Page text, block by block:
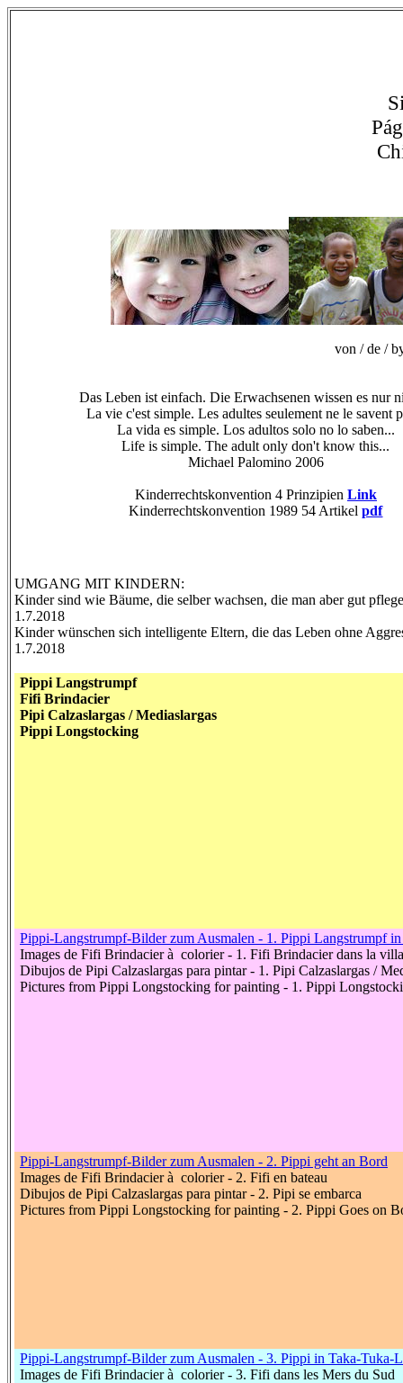
von / de /
Das Leben ist einfach. Die Erwachsenen wissen es nur
La vie c'est simple. Les adultes seulement ne le savent
La vida es simple. Los adultos solo no lo saben...
Life is simple. The adult only don't know this...
Michael Palomino 2006
Kinderrechtskonvention 4 Prinzipien Link
Kinderrechtskonvention 1989 54 Artikelpdf
UMGANG MIT KINDERN:
Kinder sind wie Bäume, die selber wachsen, die man aber gut
1.7.2018
Kinder wünschen sich intelligente Eltern, die das Leben ohne
1.7.2018
Pippi Langstrumpf
Fifi Brindacier
Pipi Calzaslargas / Mediaslargas
Pippi Longstocking
Pippi-Langstrumpf-Bilder zum Ausmalen - 1. Pippi Langstrumpf
Images de Fifi Brindacier à colorier - 1. Fifi Brindacier dans la
Dibujos de Pipi Calzaslargas para pintar - 1. Pipi Calzaslargas /
Pictures from Pippi Longstocking for painting - 1. Pippi
Pippi-Langstrumpf-Bilder zum Ausmalen - 2. Pippi geht an Bord
Images de Fifi Brindacier à colorier - 2. Fifi en bateau
Dibujos de Pipi Calzaslargas para pintar - 2. Pipi se embarca
Pictures from Pippi Longstocking for painting - 2. Pippi Goes on
Pippi-Langstrumpf-Bilder zum Ausmalen - 3. Pippi in Taka-Tuka-
Images de Fifi Brindacier à colorier - 3. Fifi dans les Mers du Sud